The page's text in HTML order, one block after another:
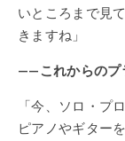
いところまで見
きますね」
——これからのプ
「今、ソロ・プ
ピアノやギター